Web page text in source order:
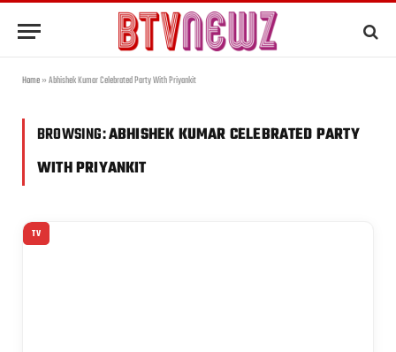
Home»Abhishek Kumar Celebrated Party With Priyankit
BROWSING:ABHISHEK KUMAR CELEBRATED PARTY
WITH PRIYANKIT
TV